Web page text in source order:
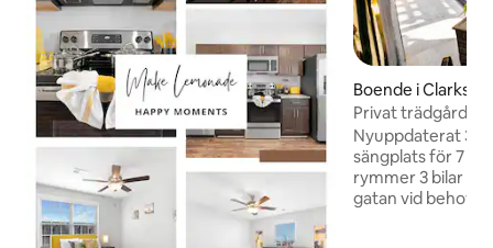
Boende i
Privat trädgård:
Court/X-Box/
Nyuppdaterat
sängplats för 7
rymmer 3 bilar
gatan vid behov.